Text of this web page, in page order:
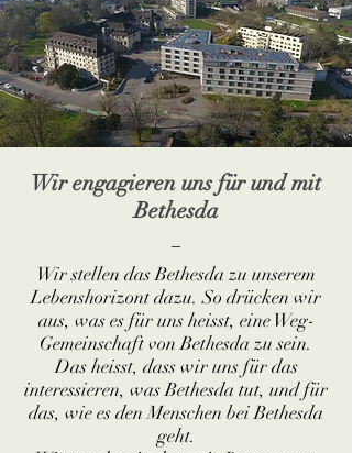
Wir engagieren uns für und mit
Bethesda
Wir stellen das Bethesda zu unserem
Lebenshorizont dazu. So drücken wir
aus, was es für uns heisst, eine Weg-
Gemeinschaft von Bethesda zu sein.
Das heisst, dass wir uns für das
interessieren, was Bethesda tut, und für
das, wie es den Menschen bei Bethesda
geht.